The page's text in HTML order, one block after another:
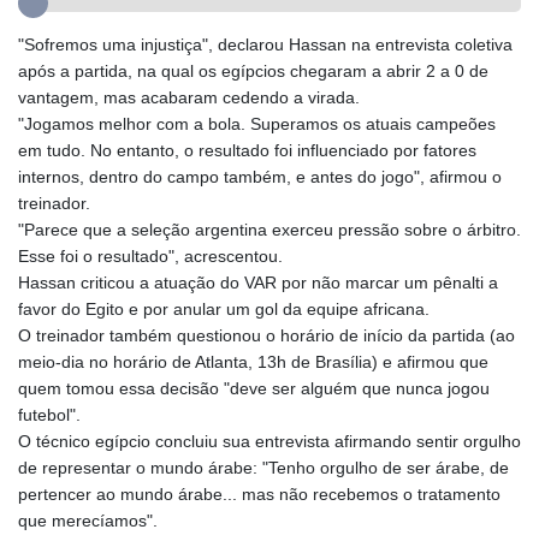
GYD 241.157003
HKD 9.066767
HNL 30.895616
HRK 7.536622
HTG 150.718127
HUF 363.096405
ILS 3.468234
IMP 0.857252
INR 110.076256
IQD 1509.981237
IRR
1590322.371805
ISK 142.598215
JMD 183.057725
JOD 0.819746
JPY 182.445186
"Sofremos uma injustiça", declarou Hassan na entrevista coletiva
após a partida, na qual os egípcios chegaram a abrir 2 a 0 de
vantagem, mas acabaram cedendo a virada.
"Jogamos melhor com a bola. Superamos os atuais campeões
em tudo. No entanto, o resultado foi influenciado por fatores
internos, dentro do campo também, e antes do jogo", afirmou o
treinador.
"Parece que a seleção argentina exerceu pressão sobre o árbitro.
Esse foi o resultado", acrescentou.
Hassan criticou a atuação do VAR por não marcar um pênalti a
favor do Egito e por anular um gol da equipe africana.
O treinador também questionou o horário de início da partida (ao
meio-dia no horário de Atlanta, 13h de Brasília) e afirmou que
quem tomou essa decisão "deve ser alguém que nunca jogou
futebol".
O técnico egípcio concluiu sua entrevista afirmando sentir orgulho
de representar o mundo árabe: "Tenho orgulho de ser árabe, de
pertencer ao mundo árabe... mas não recebemos o tratamento
que merecíamos".